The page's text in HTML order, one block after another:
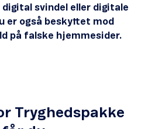
svindel eller digitale
er også beskyttet mod
på falske hjemmesider.
Tryghedspakke